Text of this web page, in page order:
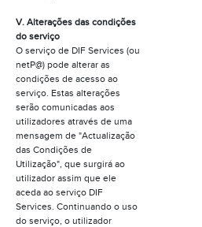
V. Alterações das condições
do serviço
O serviço de DIF Services (ou
netP@) pode alterar as
condições de acesso ao
serviço. Estas alterações
serão comunicadas aos
utilizadores através de uma
mensagem de "Actualização
das Condições de
Utilização", que surgirá ao
utilizador assim que ele
aceda ao serviço DIF
Services. Continuando o uso
do serviço, o utilizador